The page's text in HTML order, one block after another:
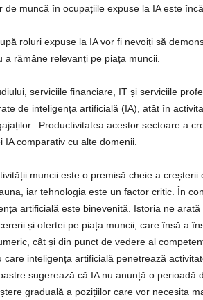
de muncă în ocupațiile expuse la IA este
roluri expuse la IA vor fi nevoiți să
a rămâne relevanți pe piața muncii.
serviciile financiare, IT și serviciile
de inteligența artificială (IA), atât în
Productivitatea acestor sectoare a
IA comparativ cu alte domenii.
muncii este o premisă cheie a
iar tehnologia este un factor critic. În
artificială este binevenită. Istoria ne
și ofertei pe piața muncii, care însă a
cât și din punct de vedere al
care inteligența artificială penetrează
sugerează că IA nu anunță o perioadă
graduală a pozițiilor care vor necesita